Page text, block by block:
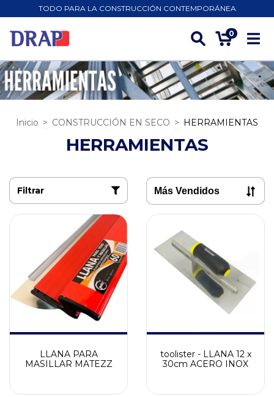
TODO PARA LA CONSTRUCCIÓN CONTEMPORÁNEA
0
Inicio > CONSTRUCCIÓN EN SECO > HERRAMIENTAS
HERRAMIENTAS
Filtrar
LLANA PARA
MASILLAR MATEZZ
toolister - LLANA 12 x
30cm ACERO INOX